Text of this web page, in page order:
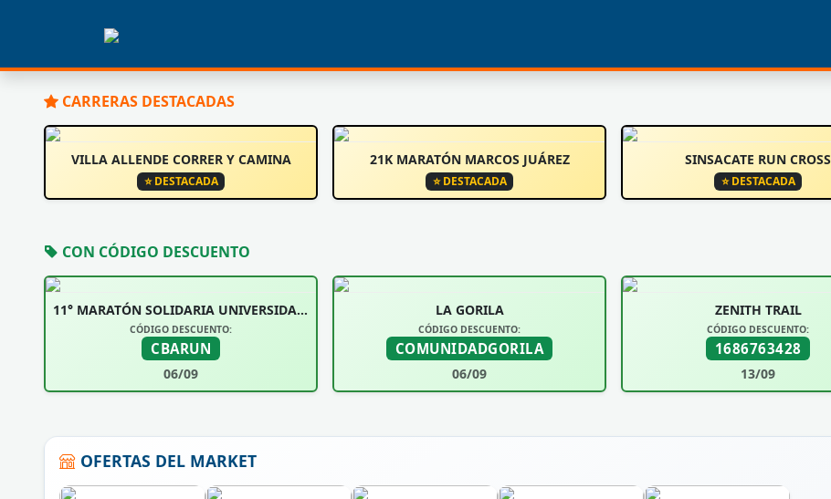
CARRERAS DESTACADAS
VILLA ALLENDE CORRER Y CAMINA
⭐ DESTACADA
21K MARATÓN MARCOS JUÁREZ
⭐ DESTACADA
SINSACATE RUN CROSS
⭐ DESTACADA
CON CÓDIGO DESCUENTO
11° MARATÓN SOLIDARIA UNIVERSIDAD SIGLO 21
CÓDIGO DESCUENTO:
CBARUN
06/09
LA GORILA
CÓDIGO DESCUENTO:
COMUNIDADGORILA
06/09
ZENITH TRAIL
CÓDIGO DESCUENTO:
1686763428
13/09
OFERTAS DEL MARKET